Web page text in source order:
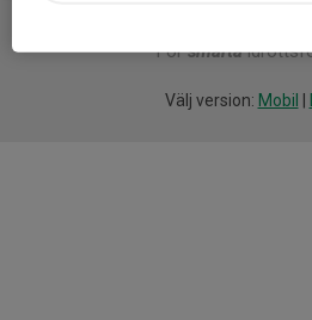
Försmarta
Välj version: Mobil